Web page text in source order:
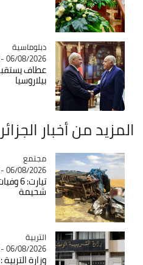
Catégorie
دبلوماسية
06/08/2026 - 14:48
عطاف
بيلاروسيا
المزيد من أخبار الجزائر
Catégorie
مجتمع
06/08/2026 - 17:38
تيارت: 6
شحيمة
Catégorie
التربية
06/08/2026 - 09:53
وزارة